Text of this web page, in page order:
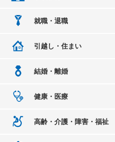
就職・退職
引越し・住まい
結婚・離婚
健康・医療
高齢・介護・障害・福祉